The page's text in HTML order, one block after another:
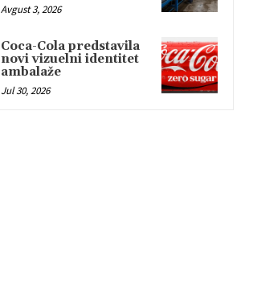
Avgust 3, 2026
Coca-Cola predstavila
novi vizuelni identitet
ambalaže
Jul 30, 2026